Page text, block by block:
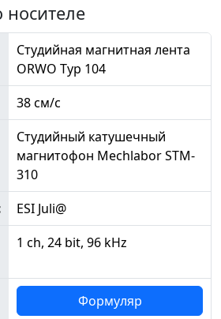
Студийная магнитная лента
ORWO Typ 104
38 см/с
Студийный катушечный
магнитофон Mechlabor STM-
310
ESI Juli@
1 ch, 24 bit, 96 kHz
Формуляр